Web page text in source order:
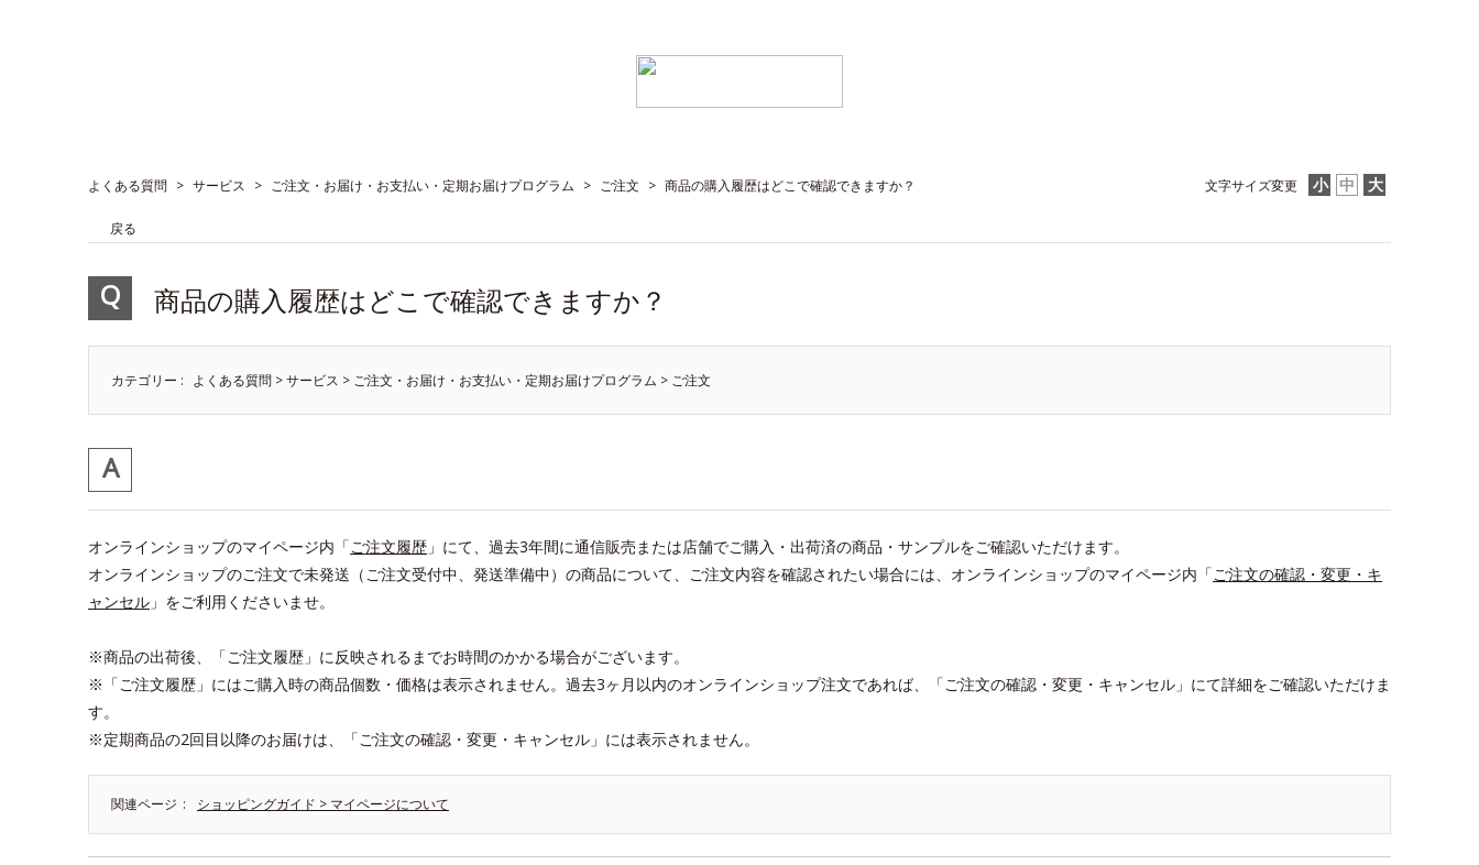
文字サイズ変更
よくある質問 > サービス > ご注文・お届け・お支払い・定期お届けプログラム > ご注文 > 商品の購入履歴はどこで確認できますか？
戻る
商品の購入履歴はどこで確認できますか？
カテゴリー : よくある質問 >サービス > ご注文・お届け・お支払い・定期お届けプログラム > ご注文
オンラインショップのマイページ内「ご注文履歴 」にて、過去3年間に通信販売または店舗でご購入・出荷済の商品・サンプルをご確認いただけます。
オンラインショップのご注文で未発送（ご注文受付中、発送準備中）の商品について、ご注文内容を確認されたい場合には、オンラインショップのマイページ内「ご注文の確認・変更・キ
ャンセル 」をご利用くださいませ。
※商品の出荷後、「ご注文履歴」に反映されるまでお時間のかかる場合がございます。
※「ご注文履歴」にはご購入時の商品個数・価格は表示されません。過去3ヶ月以内のオンラインショップ注文であれば、「ご注文の確認・変更・キャンセル」にて詳細をご確認いただけま
す。
※定期商品の2回目以降のお届けは、「ご注文の確認・変更・キャンセル」には表示されません。
関連ページ ショッピングガイド > マイページについて